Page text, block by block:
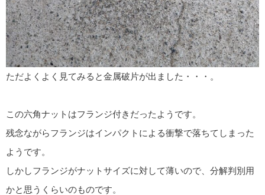
ただよくよく見てみると金属破片が出ました・・・。
この六角ナットはフランジ付きだったようです。
残念ながらフランジはインパクトによる衝撃で落ちてしまった
ようです。
しかしフランジがナットサイズに対して薄いので、分解判別用
かと思うくらいのものです。